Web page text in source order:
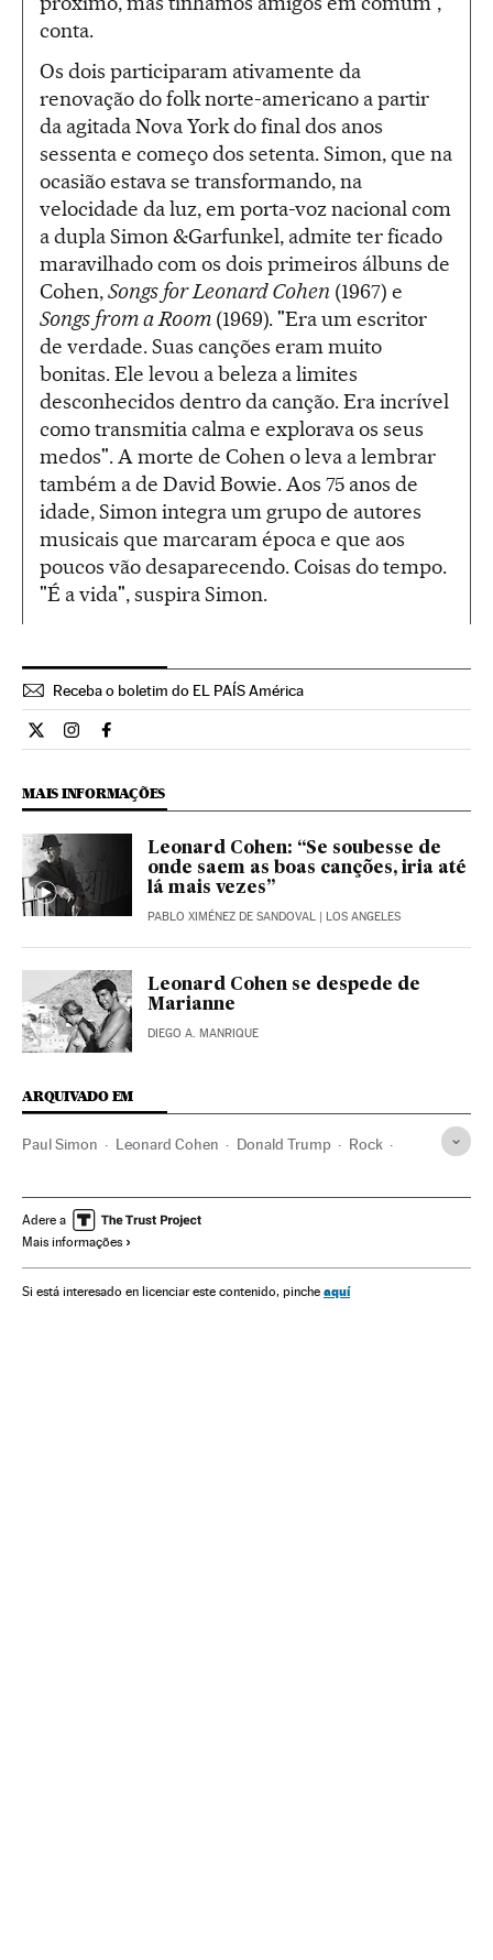
conta.
Os dois participaram ativamente da
renovação do folk norte-americano a partir
da agitada Nova York do final dos anos
sessenta e começo dos setenta. Simon, que na
ocasião estava se transformando, na
velocidade da luz, em porta-voz nacional com
a dupla Simon &Garfunkel, admite ter ficado
maravilhado com os dois primeiros álbuns de
Cohen,Songs for Leonard Cohen (1967) e
Songs from a Room (1969). "Era um escritor
de verdade. Suas canções eram muito
bonitas. Ele levou a beleza a limites
desconhecidos dentro da canção. Era incrível
como transmitia calma e explorava os seus
medos". A morte de Cohen o leva a lembrar
também a de David Bowie. Aos 75 anos de
idade, Simon integra um grupo de autores
musicais que marcaram época e que aos
poucos vão desaparecendo. Coisas do tempo.
"É a vida", suspira Simon.
Receba o boletim do EL PAÍS América
Cultura El País Brasil en Twitter
Cultura El País Brasil en Instagram
Cultura El País Brasil en Facebook
MAIS INFORMAÇÕES
Leonard Cohen: “Se soubesse de
onde saem as boas canções, iria até
lá mais vezes”
PABLO XIMÉNEZ DE SANDOVAL | LOS ANGELES
Leonard Cohen se despede de
Marianne
DIEGO A. MANRIQUE
ARQUIVADO EM
Paul Simon Leonard Cohen Donald Trump Rock
Adere a
Mais informações
Si está interesado en licenciar este contenido, pinche aquí